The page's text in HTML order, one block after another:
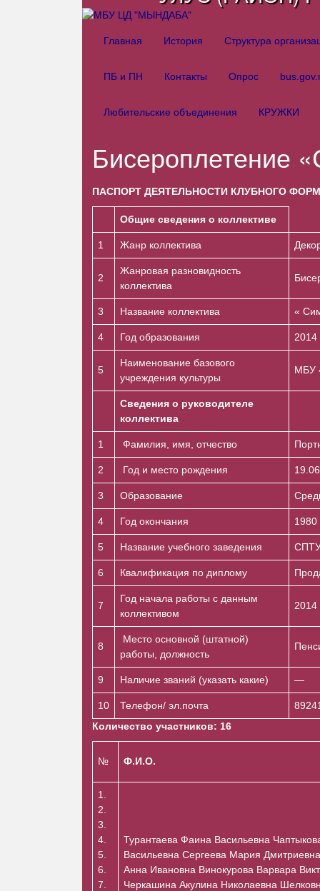
Главная История Структура
ПБ и ПН Контакты Опрос
Любительские объединения КРУЖКИ
Бисероплетение
ПАСПОРТ ДЕЯТЕЛЬНОСТИ КЛУБНОГО
Общие сведения о коллективе
1 Жанр коллектива
2
Жанровая разновидность
коллектива
3 Название коллектива «
4 Год образования 2014
5
Наименование базового
учреждения культуры
МБУ
Сведения о руководителе
коллектива
1 Фамилия, имя, отчество
2 Год и место рождения
3 Образование
4 Год окончания 1980
5 Название учебного заведения
6 Квалификация по диплому
7
Год начала работы с данным
коллективом
2014
8
Место основной (штатной)
работы, должность
9 Наличие званий (указать какие) —
10 Телефон/ эл.почта
Количество участников: 16
№ Ф.И.О.
1.
2.
3.
4.
5.
6.
7.
Турантаева Фаина Васильевна
Васильевна Сергеева Мария
Анна Ивановна Винокурова Варвара
Черкашина Акулина Николаевна